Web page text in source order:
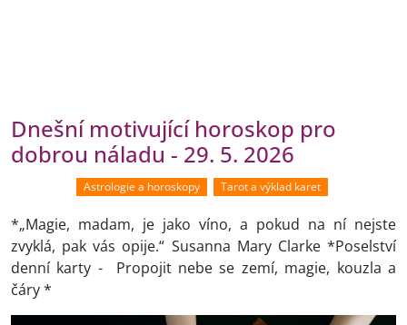
Dnešní motivující horoskop pro
dobrou náladu - 29. 5. 2026
Astrologie a horoskopy Tarot a výklad karet
*„Magie, madam, je jako víno, a pokud na ní nejste
zvyklá, pak vás opije.“ Susanna Mary Clarke *Poselství
denní karty - Propojit nebe se zemí, magie, kouzla a
čáry *